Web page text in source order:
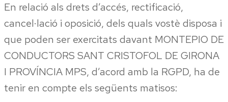
En relació als drets d’accés, rectificació,
cancel·lació i oposició, dels quals vostè disposa i
que poden ser exercitats davant MONTEPIO DE
CONDUCTORS SANT CRISTOFOL DE GIRONA
I PROVÍNCIA MPS, d’acord amb la RGPD, ha de
tenir en compte els següents matisos: